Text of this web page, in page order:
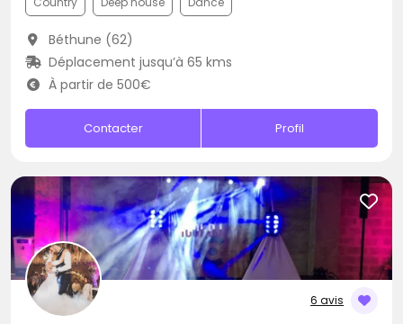
Béthune (62)
Déplacement jusqu’à 65 kms
À partir de 500€
Contacter Profil
6 avis